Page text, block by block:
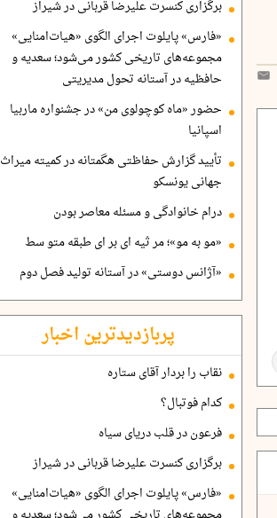
برگزاری کنسرت علیرضا قربانی در شیراز
«فارس» پایلوت اجرای الگوی «هیات‌امنایی»
مجموعه‌های تاریخی کشور می‌شود؛ سعدیه و
حافظیه در آستانه تحول مدیریتی
حضور «ماه کوچولوی من» در جشنواره ماربیا
اسپانیا
تأیید گزارش حفاظتی هگمتانه در کمیته میراث
جهانی یونسکو
درام خانوادگی و مسئله معاصر بودن
«مو به مو»؛ مر ثیه ای بر ای طبقه متو سط
«آژانس دوستی» در آستانه تولید فصل دوم
پربازدیدترین اخبار
نقاب را بردار آقای ستاره
کدام فوتبال؟
فرعون در قلب دریای سیاه
برگزاری کنسرت علیرضا قربانی در شیراز
«فارس» پایلوت اجرای الگوی «هیات‌امنایی»